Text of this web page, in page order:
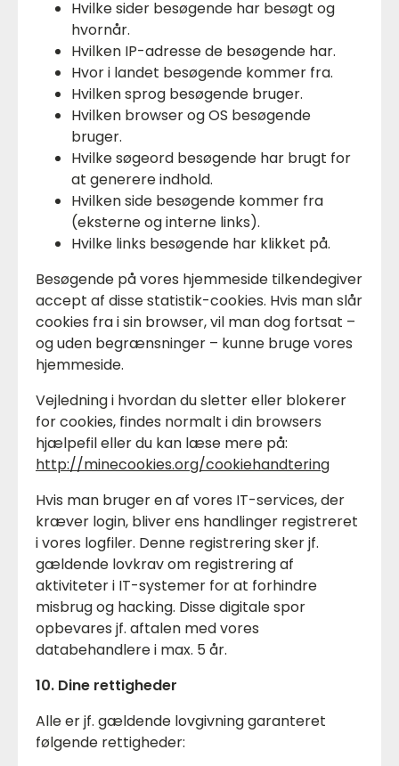
Hvilke sider besøgende har besøgt og
hvornår.
Hvilken IP-adresse de besøgende har.
Hvor i landet besøgende kommer fra.
Hvilken sprog besøgende bruger.
Hvilken browser og OS besøgende
bruger.
Hvilke søgeord besøgende har brugt for
at generere indhold.
Hvilken side besøgende kommer fra
(eksterne og interne links).
Hvilke links besøgende har klikket på.
Besøgende på vores hjemmeside tilkendegiver
accept af disse statistik-cookies. Hvis man slår
cookies fra i sin browser, vil man dog fortsat –
og uden begrænsninger – kunne bruge vores
hjemmeside.
Vejledning i hvordan du sletter eller blokerer
for cookies, findes normalt i din browsers
hjælpefil eller du kan læse mere på:
http://minecookies.org/cookiehandtering
Hvis man bruger en af vores IT-services, der
kræver login, bliver ens handlinger registreret
i vores logfiler. Denne registrering sker jf.
gældende lovkrav om registrering af
aktiviteter i IT-systemer for at forhindre
misbrug og hacking. Disse digitale spor
opbevares jf. aftalen med vores
databehandlere i max. 5 år.
10. Dine rettigheder
Alle er jf. gældende lovgivning garanteret
følgende rettigheder: